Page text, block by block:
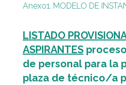
Anexo1. MODELO DE
LISTADO
ASPIRANTES
de personal para la
plaza de técnico/a